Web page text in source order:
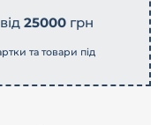
25000грн
та товари під